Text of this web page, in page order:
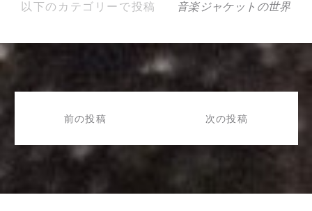
以下のカテゴリーで投稿 音楽ジャケットの世界
ー
前の投稿 次の投稿